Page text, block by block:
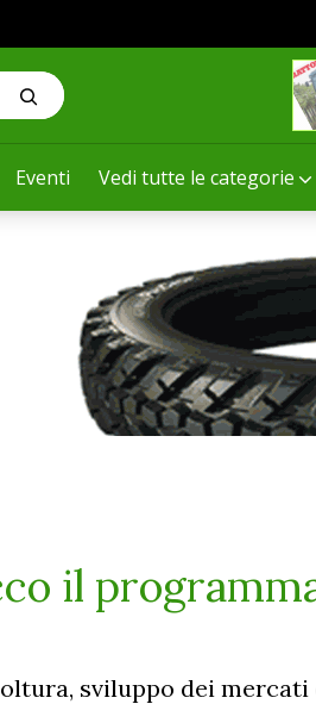
Eventi Vedi tutte le categorie
il
sviluppo dei mercati